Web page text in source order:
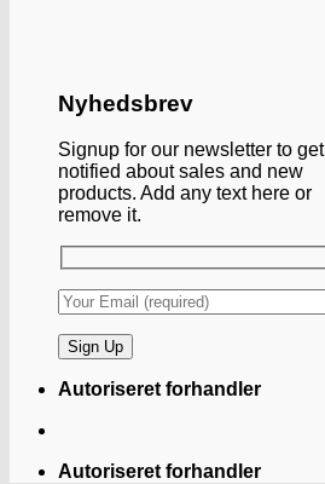
Nyhedsbrev
Signup for our newsletter to get
notified about sales and new
products. Add any text here or
remove it.
Autoriseret forhandler
Autoriseret forhandler